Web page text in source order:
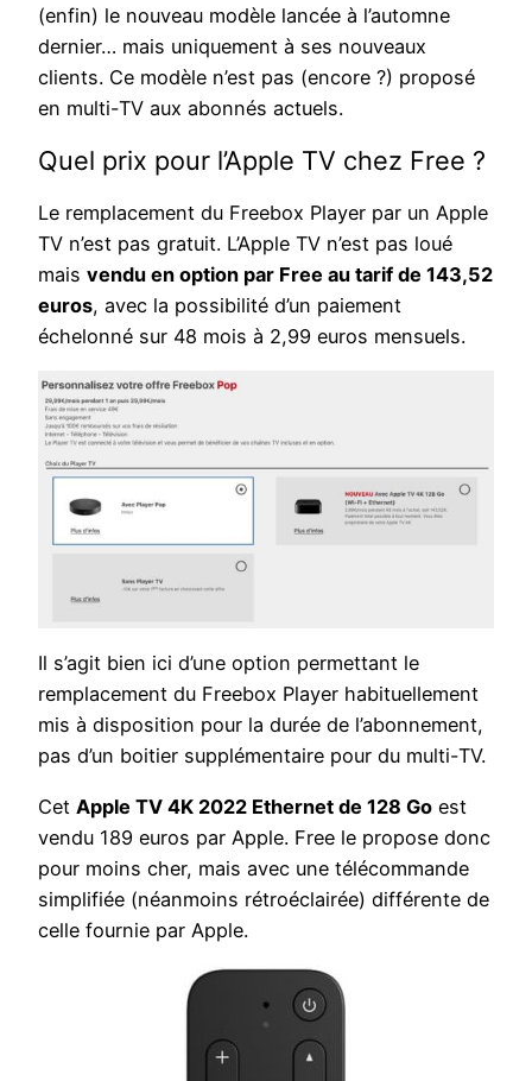
(enfin) le nouveau modèle lancée à l’automne
dernier… mais uniquement à ses nouveaux
clients. Ce modèle n’est pas (encore ?) proposé
en multi-TV aux abonnés actuels.
Quel prix pour l’Apple TV chez Free ?
Le remplacement du Freebox Player par un Apple
TV n’est pas gratuit. L’Apple TV n’est pas loué
mais vendu en option par Free au tarif de 143,52
euros, avec la possibilité d’un paiement
échelonné sur 48 mois à 2,99 euros mensuels.
Il s’agit bien ici d’une option permettant le
remplacement du Freebox Player habituellement
mis à disposition pour la durée de l’abonnement,
pas d’un boitier supplémentaire pour du multi-TV.
Cet Apple TV 4K 2022 Ethernet de 128 Go est
vendu 189 euros par Apple. Free le propose donc
pour moins cher, mais avec une télécommande
simplifiée (néanmoins rétroéclairée) différente de
celle fournie par Apple.